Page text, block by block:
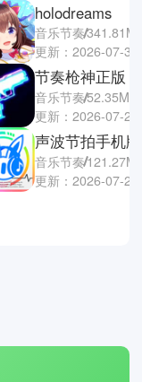
holodreams
音乐节奏341.81M
更新：2026-07-30
节奏枪神正版
音乐节奏52.35M
更新：2026-07-29
声波节拍手机版
音乐节奏121.27M
更新：2026-07-24